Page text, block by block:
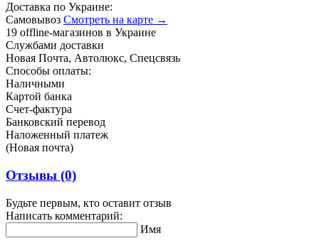
Доставка по Украине:
Самовывоз Смотреть на карте →
19 offline-магазинов в Украине
Службами доставки
Новая Почта, Автолюкс, Спецсвязь
Способы оплаты:
Наличными
Картой банка
Счет-фактура
Банковский перевод
Наложенный платеж
(Новая почта)
Отзывы (0)
Будьте первым, кто оставит отзыв
Написать комментарий:
Имя